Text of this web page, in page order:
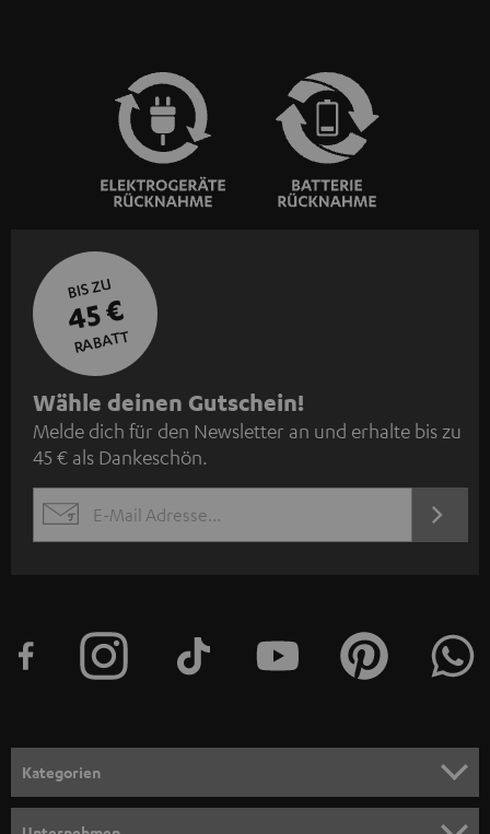
BIS ZU
45 €
RABATT
N
e
w
s
l
e
n
m
Wähle deinen Gutschein!
Melde dich für den Newsletter an und erhalte bis zu
45 € als Dankeschön.
EMAIL
JETZT
Kategorien